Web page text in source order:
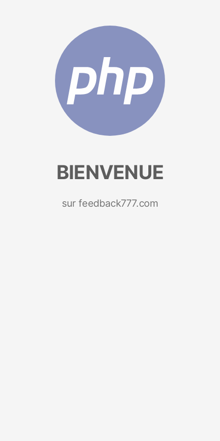
BIENVENUE
sur feedback777.com